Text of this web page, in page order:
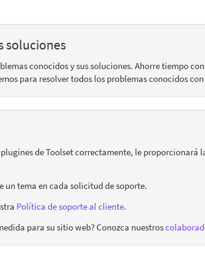
soluciones
conocidos y sus soluciones. Ahorre tiempo
para resolver todos los problemas conocidos
de Toolset correctamente, le
un tema en cada solicitud de soporte.
Política de soporte al cliente.
para su sitio web? Conozca nuestros